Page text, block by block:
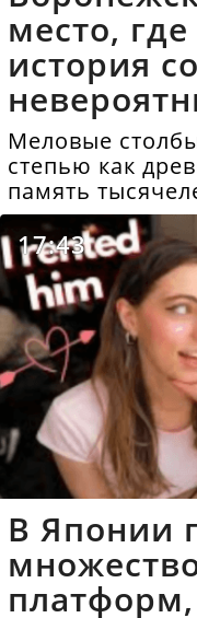
место,
история
Меловые
степью как
память
17:43
В Японии